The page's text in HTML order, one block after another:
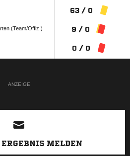
(Team/Offiz.)
63 / 0
9 / 0
0 / 0
ANZEIGE
ERGEBNIS MELDEN